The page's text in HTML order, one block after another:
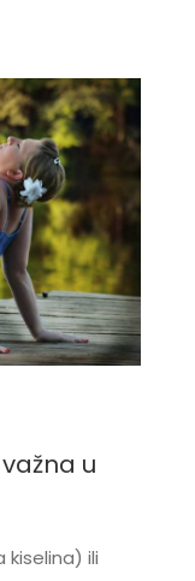
u
kiselina) ili